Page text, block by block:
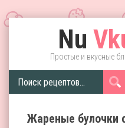
Nu
Простые и вкусные
Жареные булочки